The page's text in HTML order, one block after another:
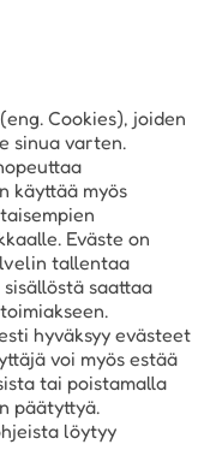
Cookies), joiden
sinua varten.
käyttää myös
Eväste on
tallentaa
saattaa
hyväksyy evästeet
voi myös estää
tai poistamalla
päätyttyä.
löytyy